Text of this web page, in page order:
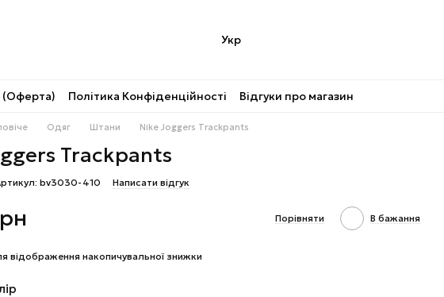
Укр
(Оферта) Політика Конфіденційності Відгуки про магазин
Одяг Штани Nike Joggers Trackpants
Trackpants
bv3030-410 Написати відгук
Порівняти В бажання
відображення накопичувальної знижки